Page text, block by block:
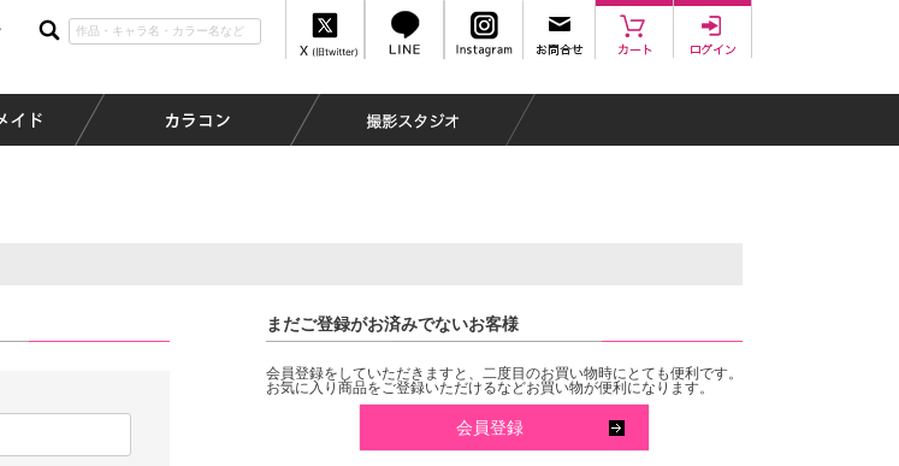
まだご登録がお済みでないお客様
会員登録をしていただきますと、二度目のお買い物時にとても便利です。
お気に入り商品をご登録いただけるなどお買い物が便利になります。
会員登録